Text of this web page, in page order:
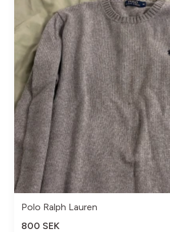
Polo Ralph Lauren
800 SEK